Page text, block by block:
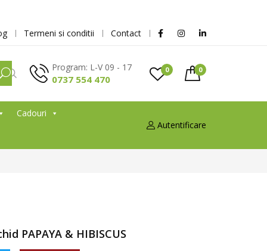
Termeni si conditii Contact
Program: L-V 09 - 17
0737 554 470
0 0
Cadouri
Autentificare
PAPAYA & HIBISCUS